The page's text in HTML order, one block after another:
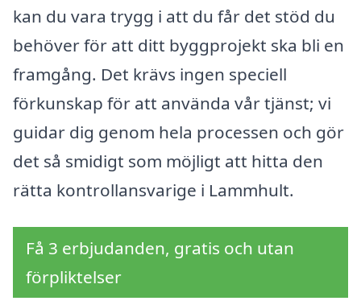
kan du vara trygg i att du får det stöd du
behöver för att ditt byggprojekt ska bli en
framgång. Det krävs ingen speciell
förkunskap för att använda vår tjänst; vi
guidar dig genom hela processen och gör
det så smidigt som möjligt att hitta den
rätta kontrollansvarige i Lammhult.
Få 3 erbjudanden, gratis och utan
förpliktelser